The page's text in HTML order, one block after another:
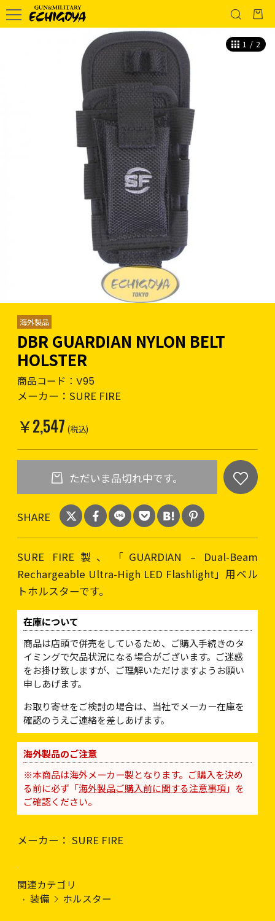
1 / 2
海外製品
DBR GUARDIAN NYLON BELT
HOLSTER
商品コード： V95
メーカー： SURE FIRE
￥2,547 (税込)
ただいま品切れ中です。
SHARE
SURE FIRE製、「GUARDIAN – Dual-Beam
Rechargeable Ultra-High LED Flashlight」用ベル
トホルスターです。
在庫について
商品は店頭で併売をしているため、ご購入手続きのタ
イミングで欠品状況になる場合がございます。ご迷惑
をお掛け致しますが、ご理解いただけますようお願い
申しあげます。
お取り寄せをご検討の場合は、当社でメーカー在庫を
確認のうえご連絡を差しあげます。
海外製品のご注意
※本商品は海外メーカー製となります。ご購入を決め
る前に必ず「海外製品ご購入前に関する注意事項」を
ご確認ください。
メーカー： SURE FIRE
関連カテゴリ
装備
ホルスター